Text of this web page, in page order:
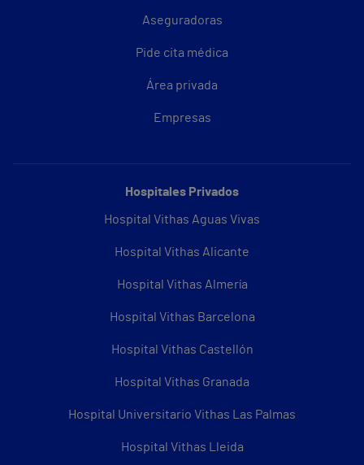
Aseguradoras
Pide cita médica
Área privada
Empresas
Hospitales Privados
Hospital Vithas Aguas Vivas
Hospital Vithas Alicante
Hospital Vithas Almería
Hospital Vithas Barcelona
Hospital Vithas Castellón
Hospital Vithas Granada
Hospital Universitario Vithas Las Palmas
Hospital Vithas Lleida